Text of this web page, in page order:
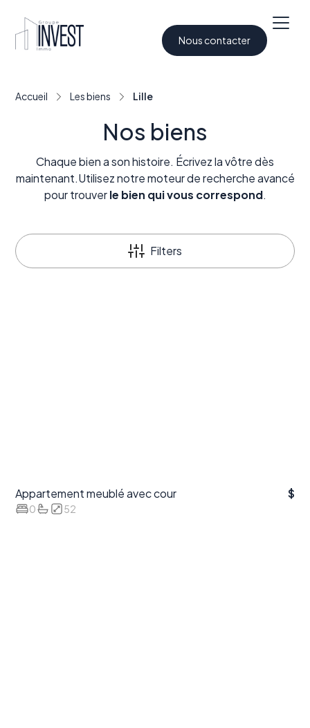
Nous contacter
Accueil Les biens Lille
Nos biens
Chaque bien a son histoire. Écrivez la vôtre dès
maintenant.Utilisez notre moteur de recherche avancé
pour trouverle bien qui vous correspond.
Filters
Appartement meublé avec cour $
0 52